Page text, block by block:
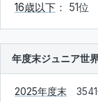
16歳以下 ： 51位
年度末ジュニア世
2025年度末 3541